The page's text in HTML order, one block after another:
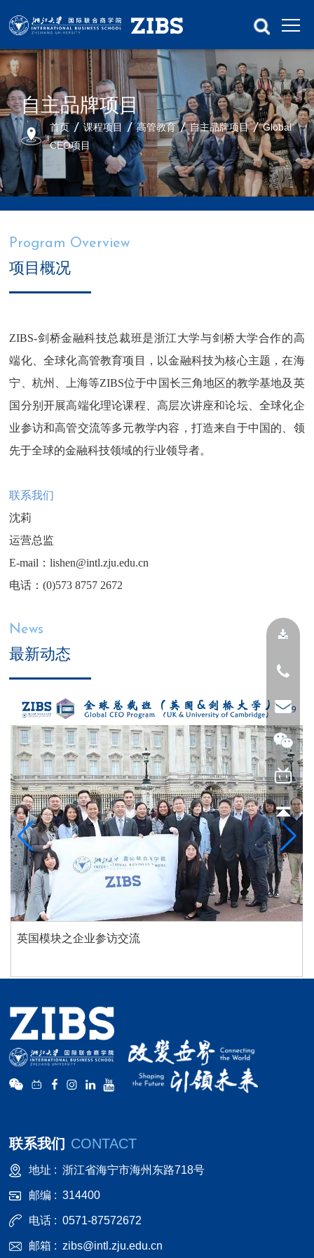
自主品牌项目
首页 课程项目 高管教育 自主品牌项目
Global
CEO项目
Program Overview
项目概况
ZIBS-剑桥金融科技总裁班是浙江大学与剑桥大学合作的高
端化、全球化高管教育项目，以金融科技为核心主题，在海
宁、杭州、上海等ZIBS位于中国长三角地区的教学基地及英
国分别开展高端化理论课程、高层次讲座和论坛、全球化企
业参访和高管交流等多元教学内容，打造来自于中国的、领
先于全球的金融科技领域的行业领导者。
联系我们
沈莉
运营总监
E-mail：lishen@intl.zju.edu.cn
电话：(0)573 8757 2672
News
最新动态
英国模块之企业参访交流
联系我们 CONTACT
地址 :浙江省海宁市海州东路718号
邮编 :314400
电话 :0571-87572672
邮箱 :zibs@intl.zju.edu.cn